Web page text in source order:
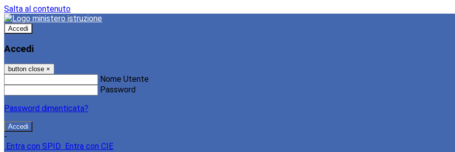
Salta al contenuto
Accedi
Accedi
button close ×
Nome Utente
Password
Password dimenticata?
-
Entra con SPID
Entra con CIE